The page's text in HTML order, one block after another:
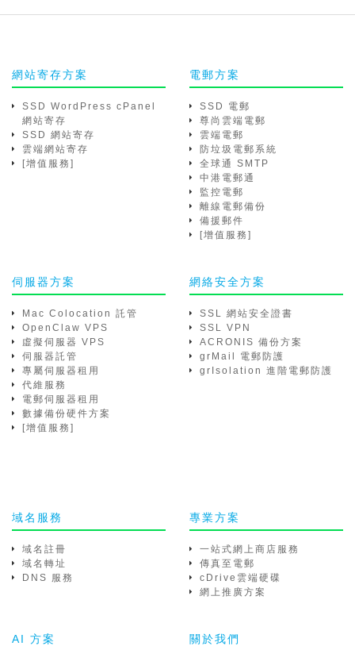
網站寄存方案
SSD WordPress cPanel
網站寄存
SSD 網站寄存
雲端網站寄存
[增值服務]
電郵方案
SSD 電郵
尊尚雲端電郵
雲端電郵
防垃圾電郵系統
全球通 SMTP
中港電郵通
監控電郵
離線電郵備份
備援郵件
[增值服務]
伺服器方案
Mac Colocation 託管
OpenClaw VPS
虛擬伺服器 VPS
伺服器託管
專屬伺服器租用
代維服務
電郵伺服器租用
數據備份硬件方案
[增值服務]
網絡安全方案
SSL 網站安全證書
SSL VPN
ACRONIS 備份方案
grMail 電郵防護
grIsolation 進階電郵防護
域名服務
域名註冊
域名轉址
DNS 服務
專業方案
一站式網上商店服務
傳真至電郵
cDrive雲端硬碟
網上推廣方案
AI 方案 關於我們